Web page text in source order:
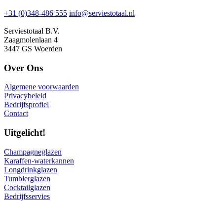
+31 (0)348-486 555 info@serviestotaal.nl
Serviestotaal B.V.
Zaagmolenlaan 4
3447 GS Woerden
Over Ons
Algemene voorwaarden
Privacybeleid
Bedrijfsprofiel
Contact
Uitgelicht!
Champagneglazen
Karaffen-waterkannen
Longdrinkglazen
Tumblerglazen
Cocktailglazen
Bedrijfsservies